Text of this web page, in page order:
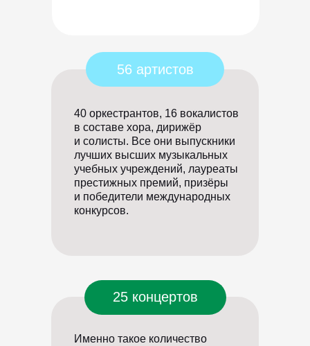
40 оркестрантов, 16 вокалистов
в составе хора, дирижёр
и солисты. Все они выпускники
лучших высших музыкальных
учебных учреждений, лауреаты
престижных премий, призёры
и победители международных
конкурсов.
56 артистов
Именно такое количество
25 концертов